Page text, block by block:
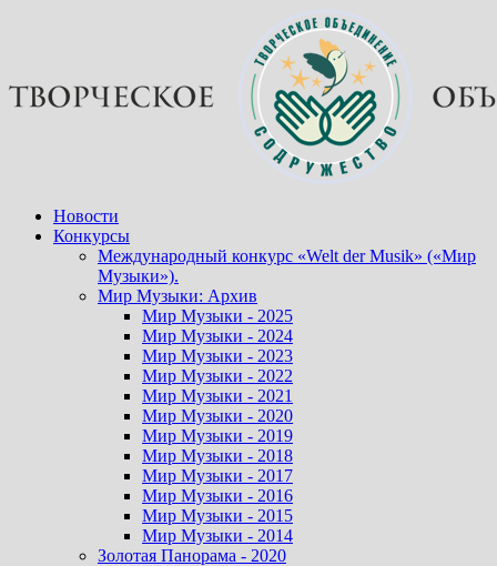
Новости
Конкурсы
Международный конкурс «Welt der Musik» («Мир
Музыки»).
Мир Музыки: Архив
Мир Музыки - 2025
Мир Музыки - 2024
Мир Музыки - 2023
Мир Музыки - 2022
Мир Музыки - 2021
Мир Музыки - 2020
Мир Музыки - 2019
Мир Музыки - 2018
Мир Музыки - 2017
Мир Музыки - 2016
Мир Музыки - 2015
Мир Музыки - 2014
Золотая Панорама - 2020